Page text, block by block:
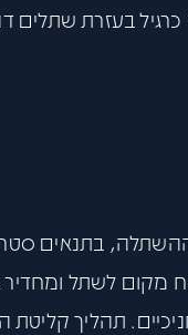
בעזרת שתלים
בתנאים
לשתל ומחדיר